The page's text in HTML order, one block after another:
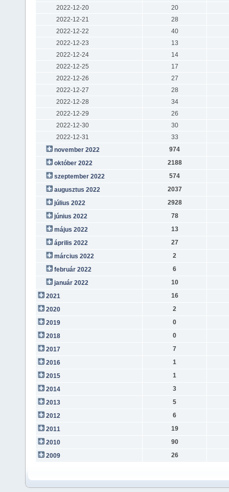
2022-12-20
20
2022-12-21
28
2022-12-22
40
2022-12-23
13
2022-12-24
14
2022-12-25
17
2022-12-26
27
2022-12-27
28
2022-12-28
34
2022-12-29
26
2022-12-30
30
2022-12-31
33
november 2022
974
október 2022
2188
szeptember 2022
574
augusztus 2022
2037
július 2022
2928
június 2022
78
május 2022
13
április 2022
27
március 2022
2
február 2022
6
január 2022
10
2021
16
2020
2
2019
0
2018
0
2017
7
2016
1
2015
1
2014
3
2013
5
2012
6
2011
19
2010
90
2009
26